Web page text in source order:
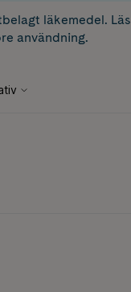
läkemedel. Läs
användning.